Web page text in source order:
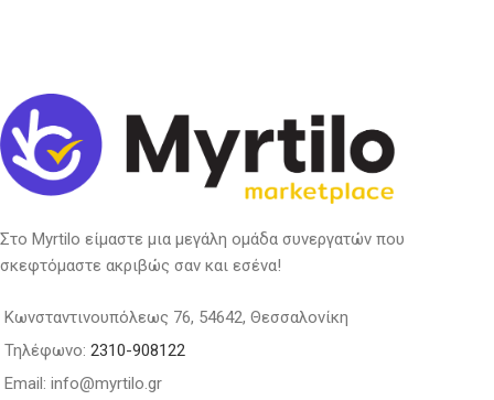
Στο Myrtilo είμαστε μια μεγάλη ομάδα συνεργατών που
σκεφτόμαστε ακριβώς σαν και εσένα!
Κωνσταντινουπόλεως 76, 54642, Θεσσαλονίκη
Τηλέφωνο: 2310-908122
Email: info@myrtilo.gr